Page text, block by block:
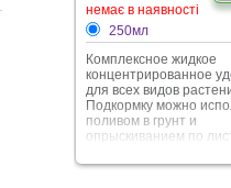
немає в наявності
250мл
Комплексное жидкое
концентрированное
для всех видов
Подкормку можно
поливом в грунт и
опрыскиванием по
равномерный рост,